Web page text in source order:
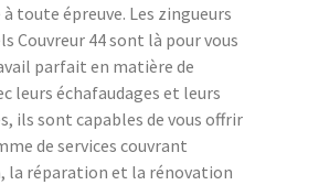
toute épreuve. Les zingueurs
Couvreur 44 sont là pour vous
parfait en matière de
leurs échafaudages et leurs
ils sont capables de vous offrir
de services couvrant
réparation et la rénovation